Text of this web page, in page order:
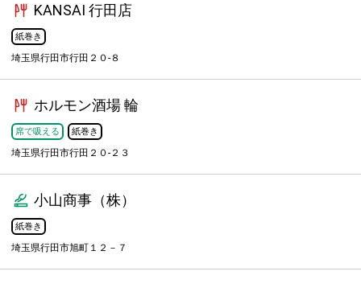
KANSAI 行田店
紙巻き
埼玉県行田市行田２０-８
ホルモン酒場 輪
席で吸える 紙巻き
埼玉県行田市行田２０-２３
小山商事（株）
紙巻き
埼玉県行田市旭町１２－７